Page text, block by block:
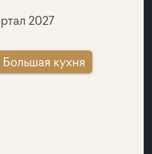
2027
Большая кухня